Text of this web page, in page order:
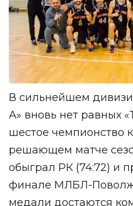
В сильнейшем
А» вновь нет равных
шестое чемпионство
решающем матче
обыграл РК (74:72) и
финале МЛБЛ-
медали достаются